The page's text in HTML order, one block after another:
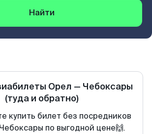
Найти
Орел — Чебоксары
(туда и обратно)
купить билет без посредников
по выгодной цене🙌.